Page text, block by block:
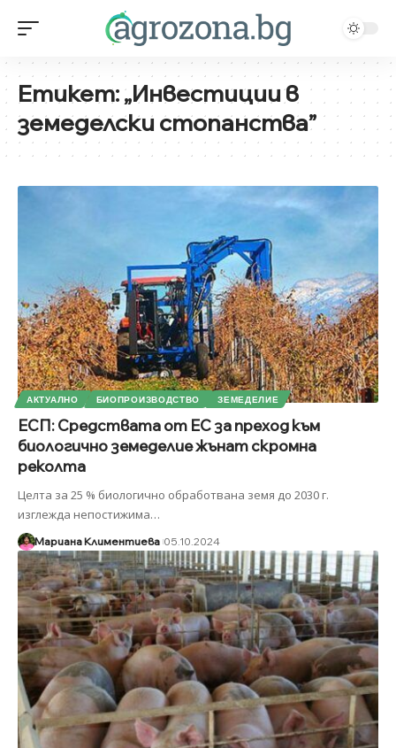
Етикет:„Инвестиции в
земеделски стопанства”
АКТУАЛНО БИОПРОИЗВОДСТВО ЗЕМЕДЕЛИЕ
ЕСП: Средствата от ЕС за преход към
биологично земеделие жънат скромна
реколта
Целта за 25 % биологично обработвана земя до 2030 г.
изглежда непостижима…
Мариана Климентиева 05.10.2024